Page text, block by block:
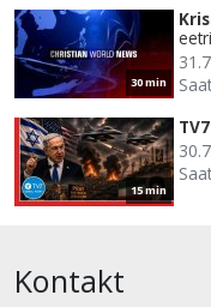
30 min
15 min
Kontakt